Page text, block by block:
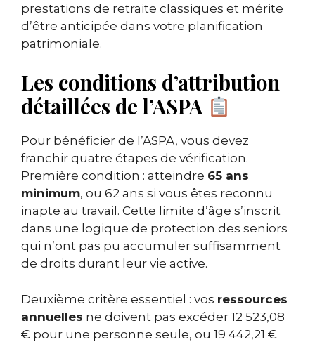
prestations de retraite classiques et mérite
d’être anticipée dans votre planification
patrimoniale.
Les conditions d’attribution
détaillées de l’ASPA
Pour bénéficier de l’ASPA, vous devez
franchir quatre étapes de vérification.
Première condition : atteindre 65 ans
minimum, ou 62 ans si vous êtes reconnu
inapte au travail. Cette limite d’âge s’inscrit
dans une logique de protection des seniors
qui n’ont pas pu accumuler suffisamment
de droits durant leur vie active.
Deuxième critère essentiel : vos ressources
annuelles ne doivent pas excéder 12 523,08
€ pour une personne seule, ou 19 442,21 €